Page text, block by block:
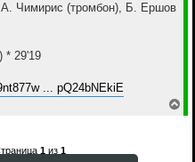
А. Чимирис (тромбон), Б. Ершов
* 29'19
... pQ24bNEkiE
е
1из 1